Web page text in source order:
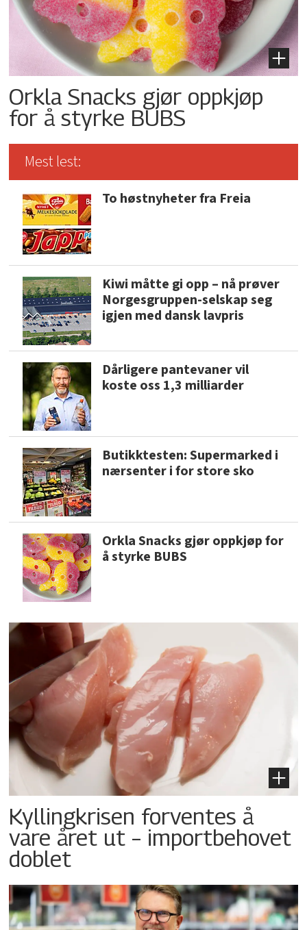
Orkla Snacks gjør oppkjøp
for å styrke BUBS
Mest lest:
To høstnyheter fra Freia
Kiwi måtte gi opp – nå prøver
Norgesgruppen-selskap seg
igjen med dansk lavpris
Dårligere pantevaner vil
koste oss 1,3 milliarder
Butikktesten: Supermarked i
nærsenter i for store sko
Orkla Snacks gjør oppkjøp for
å styrke BUBS
Kyllingkrisen forventes å
vare året ut – importbehovet
doblet